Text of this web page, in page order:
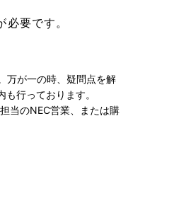
要です。
万が一の時、疑問点を解
行っております。
当のNEC営業、または購